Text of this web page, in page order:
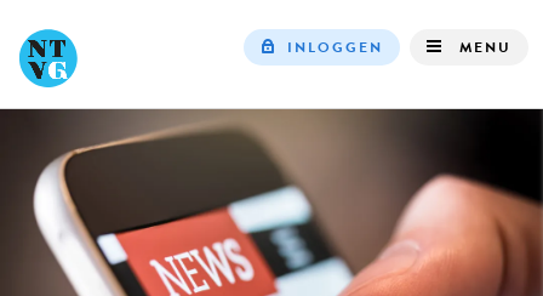
INLOGGEN MENU